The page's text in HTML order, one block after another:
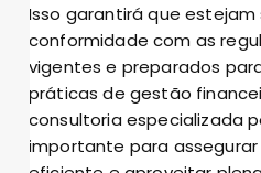
Isso garantirá que
conformidade com as
vigentes e preparados
práticas de gestão
consultoria especializada
importante para